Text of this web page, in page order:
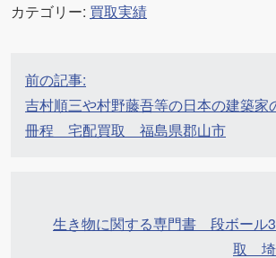
カテゴリー: 買取実績
投
稿
ナ
ビ
前の記事:
吉村順三や村野藤吾等の日本の建築家
冊程 宅配買取 福島県郡山市
生き物に関する専門書 段ボー
取 埼